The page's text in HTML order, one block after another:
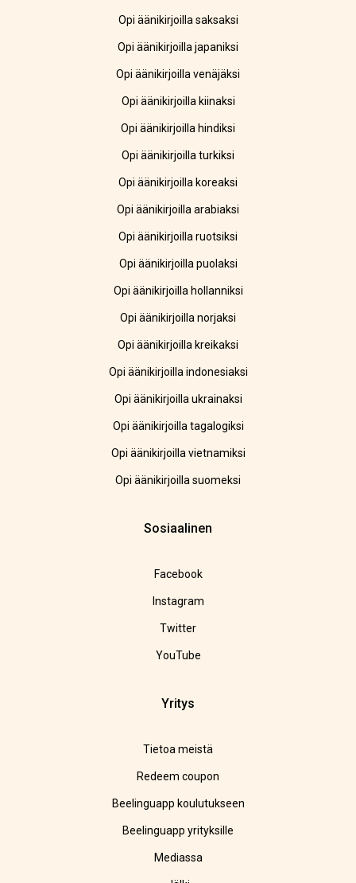
Opi äänikirjoilla saksaksi
Opi äänikirjoilla japaniksi
Opi äänikirjoilla venäjäksi
Opi äänikirjoilla kiinaksi
Opi äänikirjoilla hindiksi
Opi äänikirjoilla turkiksi
Opi äänikirjoilla koreaksi
Opi äänikirjoilla arabiaksi
Opi äänikirjoilla ruotsiksi
Opi äänikirjoilla puolaksi
Opi äänikirjoilla hollanniksi
Opi äänikirjoilla norjaksi
Opi äänikirjoilla kreikaksi
Opi äänikirjoilla indonesiaksi
Opi äänikirjoilla ukrainaksi
Opi äänikirjoilla tagalogiksi
Opi äänikirjoilla vietnamiksi
Opi äänikirjoilla suomeksi
Sosiaalinen
Facebook
Instagram
Twitter
YouTube
Yritys
Tietoa meistä
Redeem coupon
Beelinguapp koulutukseen
Beelinguapp yrityksille
Mediassa